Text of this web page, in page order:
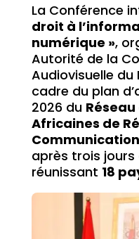
La Conférence
droit à
numérique »,
Autorité de la
Audiovisuelle
cadre du plan
2026 du
Africaines de
après trois jours
réunissant 18